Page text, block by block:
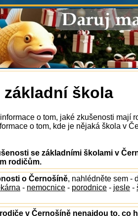
základní škola
o tom, jaké zkušenosti mají
o tom, kde je nějaká škola v
se základními školami v
rodičům.
o Černošíně, nahlédněte sem -
- nemocnice - porodnice - jesle -
v Černošíně nenajdou to, co